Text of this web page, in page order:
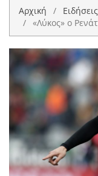
Αρχική Ειδήσεις
«Λύκος» ο